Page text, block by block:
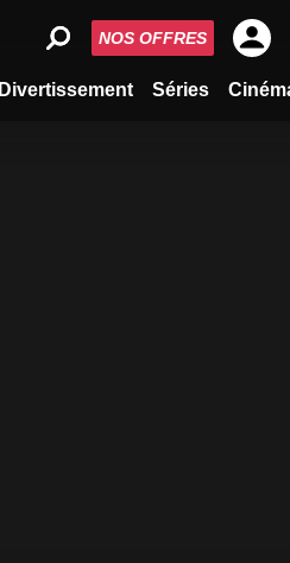
Divertissement Séries
NOS OFFRES